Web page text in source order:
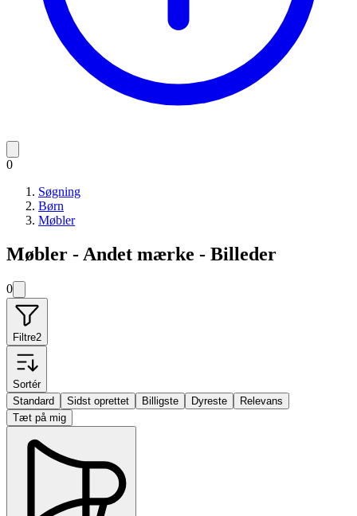
0
Søgning
Børn
Møbler
Møbler - Andet mærke - Billeder
0
Filtre2
Sortér
Standard
Sidst oprettet Billigste Dyreste
Relevans
Tæt på mig